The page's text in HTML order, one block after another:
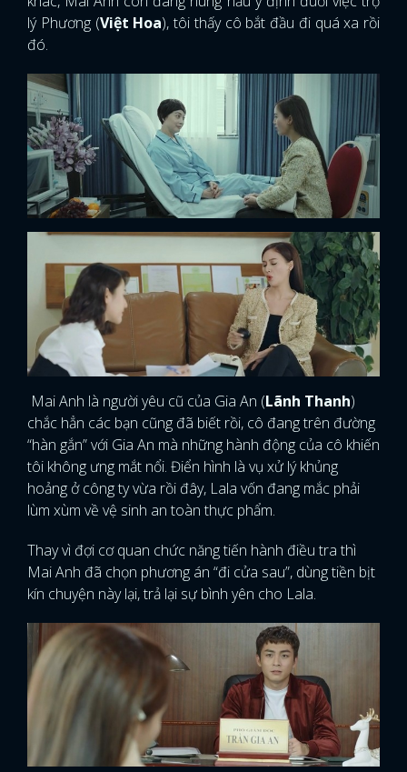
lý Phương (Việt Hoa), tôi thấy cô bắt đầu đi quá xa rồi
đó.
Mai Anh là người yêu cũ của Gia An (Lãnh Thanh)
chắc hẳn các bạn cũng đã biết rồi, cô đang trên đường
“hàn gắn” với Gia An mà những hành động của cô khiến
tôi không ưng mắt nổi. Điển hình là vụ xử lý khủng
hoảng ở công ty vừa rồi đây, Lala vốn đang mắc phải
lùm xùm về vệ sinh an toàn thực phẩm.
Thay vì đợi cơ quan chức năng tiến hành điều tra thì
Mai Anh đã chọn phương án “đi cửa sau”, dùng tiền bịt
kín chuyện này lại, trả lại sự bình yên cho Lala.